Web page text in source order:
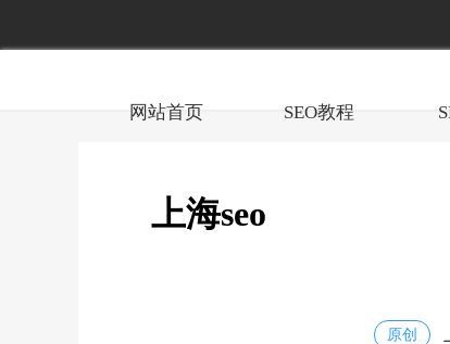
网站首页 SEO教程
上海seo
原创